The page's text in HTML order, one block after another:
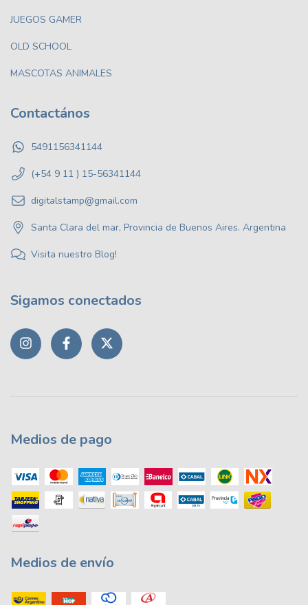
JUEGOS GAMER
OLD SCHOOL
MASCOTAS ANIMALES
Contactános
5491156341144
(+54 9 11 ) 15-56341144
digitalstamp@gmail.com
Santa Clara del mar, Provincia de Buenos Aires. Argentina
Visita nuestro Blog!
Sigamos conectados
Medios de pago
Medios de envío